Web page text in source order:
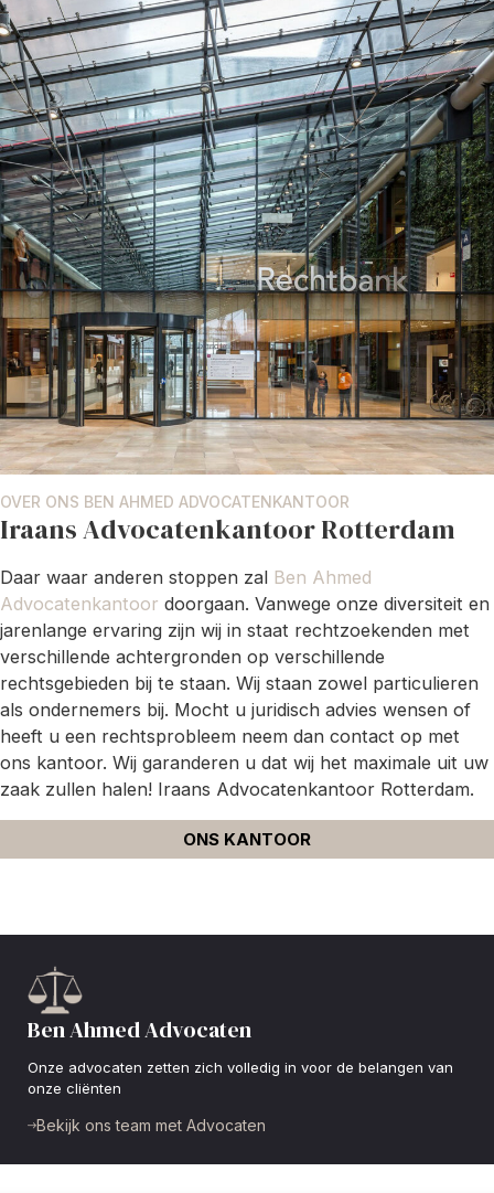
OVER ONS BEN AHMED ADVOCATENKANTOOR
Iraans Advocatenkantoor Rotterdam
Daar waar anderen stoppen zal Ben Ahmed
Advocatenkantoor doorgaan. Vanwege onze diversiteit en
jarenlange ervaring zijn wij in staat rechtzoekenden met
verschillende achtergronden op verschillende
rechtsgebieden bij te staan. Wij staan zowel particulieren
als ondernemers bij. Mocht u juridisch advies wensen of
heeft u een rechtsprobleem neem dan contact op met
ons kantoor. Wij garanderen u dat wij het maximale uit uw
zaak zullen halen! Iraans Advocatenkantoor Rotterdam.
ONS KANTOOR
Ben Ahmed Advocaten
Onze advocaten zetten zich volledig in voor de belangen van
onze cliënten
Bekijk ons team met Advocaten